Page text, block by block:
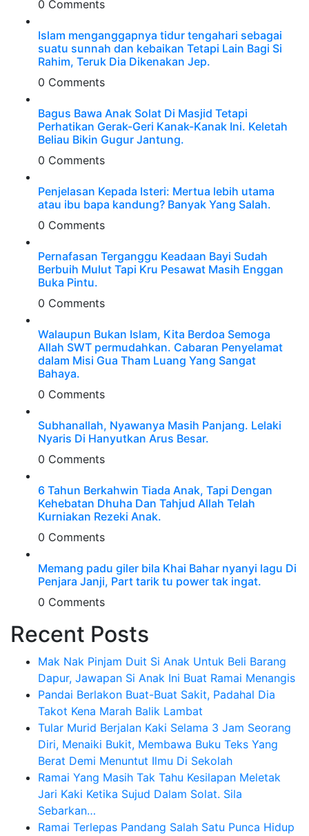
0 Comments
Islam menganggapnya tidur tengahari sebagai
suatu sunnah dan kebaikan Tetapi Lain Bagi Si
Rahim, Teruk Dia Dikenakan Jep.
0 Comments
Bagus Bawa Anak Solat Di Masjid Tetapi
Perhatikan Gerak-Geri Kanak-Kanak Ini. Keletah
Beliau Bikin Gugur Jantung.
0 Comments
Penjelasan Kepada Isteri: Mertua lebih utama
atau ibu bapa kandung? Banyak Yang Salah.
0 Comments
Pernafasan Terganggu Keadaan Bayi Sudah
Berbuih Mulut Tapi Kru Pesawat Masih Enggan
Buka Pintu.
0 Comments
Walaupun Bukan Islam, Kita Berdoa Semoga
Allah SWT permudahkan. Cabaran Penyelamat
dalam Misi Gua Tham Luang Yang Sangat
Bahaya.
0 Comments
Subhanallah, Nyawanya Masih Panjang. Lelaki
Nyaris Di Hanyutkan Arus Besar.
0 Comments
6 Tahun Berkahwin Tiada Anak, Tapi Dengan
Kehebatan Dhuha Dan Tahjud Allah Telah
Kurniakan Rezeki Anak.
0 Comments
Memang padu giler bila Khai Bahar nyanyi lagu Di
Penjara Janji, Part tarik tu power tak ingat.
0 Comments
Recent Posts
Mak Nak Pinjam Duit Si Anak Untuk Beli Barang
Dapur, Jawapan Si Anak Ini Buat Ramai Menangis
Pandai Berlakon Buat-Buat Sakit, Padahal Dia
Takot Kena Marah Balik Lambat
Tular Murid Berjalan Kaki Selama 3 Jam Seorang
Diri, Menaiki Bukit, Membawa Buku Teks Yang
Berat Demi Menuntut Ilmu Di Sekolah
Ramai Yang Masih Tak Tahu Kesilapan Meletak
Jari Kaki Ketika Sujud Dalam Solat. Sila
Sebarkan…
Ramai Terlepas Pandang Salah Satu Punca Hidup